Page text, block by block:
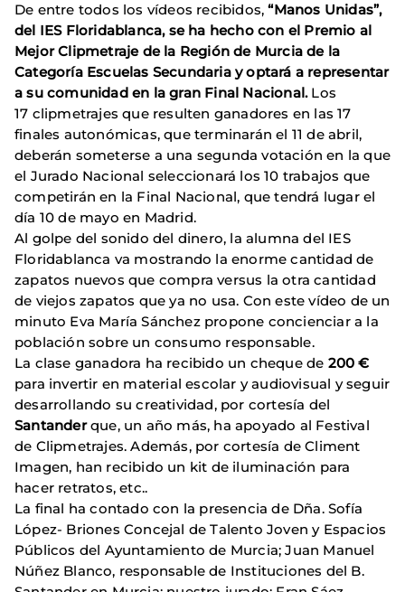
De entre todos los vídeos recibidos,“Manos Unidas”,
del IES Floridablanca, se ha hecho con el Premio al
Mejor Clipmetraje de la Región de Murcia de la
Categoría Escuelas Secundaria y optará a representar
a su comunidad en la gran Final Nacional. Los
17 clipmetrajes que resulten ganadores en las 17
finales autonómicas, que terminarán el 11 de abril,
deberán someterse a una segunda votación en la que
el Jurado Nacional seleccionará los 10 trabajos que
competirán en la Final Nacional, que tendrá lugar el
día 10 de mayo en Madrid.
Al golpe del sonido del dinero, la alumna del IES
Floridablanca va mostrando la enorme cantidad de
zapatos nuevos que compra versus la otra cantidad
de viejos zapatos que ya no usa. Con este vídeo de un
minuto Eva María Sánchez propone concienciar a la
población sobre un consumo responsable.
La clase ganadora ha recibido un cheque de 200 €
para invertir en material escolar y audiovisual y seguir
desarrollando su creatividad, por cortesía del
Santanderque, un año más, ha apoyado al Festival
de Clipmetrajes. Además, por cortesía de Climent
Imagen, han recibido un kit de iluminación para
hacer retratos, etc..
La final ha contado con la presencia de Dña. Sofía
López- Briones Concejal de Talento Joven y Espacios
Públicos del Ayuntamiento de Murcia; Juan Manuel
Núñez Blanco, responsable de Instituciones del B.